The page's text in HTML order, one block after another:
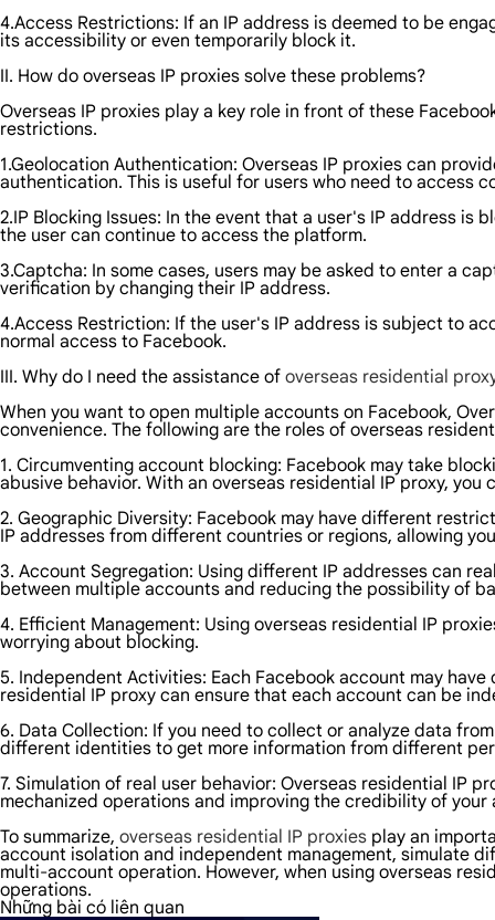
4.Access Restrictions: If an IP address is deemed to be
its accessibility or even temporarily block it.
II. How do overseas IP proxies solve these problems?
Overseas IP proxies play a key role in front of these
restrictions.
1.Geolocation Authentication: Overseas IP proxies can
authentication. This is useful for users who need to access
2.IP Blocking Issues: In the event that a user's IP address is
the user can continue to access the platform.
3.Captcha: In some cases, users may be asked to enter a
verification by changing their IP address.
4.Access Restriction: If the user's IP address is subject to
normal access to Facebook.
III. Why do I need the assistance of overseas residential
When you want to open multiple accounts on Facebook,
convenience. The following are the roles of overseas
1. Circumventing account blocking: Facebook may take
abusive behavior. With an overseas residential IP proxy,
2. Geographic Diversity: Facebook may have different
IP addresses from different countries or regions, allowing
3. Account Segregation: Using different IP addresses can
between multiple accounts and reducing the possibility of
4. Efficient Management: Using overseas residential IP
worrying about blocking.
5. Independent Activities: Each Facebook account may
residential IP proxy can ensure that each account can be
6. Data Collection: If you need to collect or analyze data
different identities to get more information from different
7. Simulation of real user behavior: Overseas residential IP
mechanized operations and improving the credibility of your
To summarize, overseas residential IP proxies play an
account isolation and independent management, simulate
multi-account operation. However, when using overseas
operations.
Những bài có liên quan